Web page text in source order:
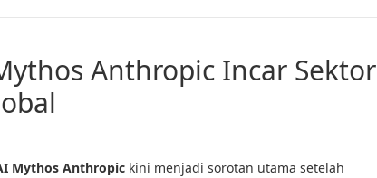
Anthropic Incar Sektor
Mythos Anthropic kini menjadi sorotan utama setelah